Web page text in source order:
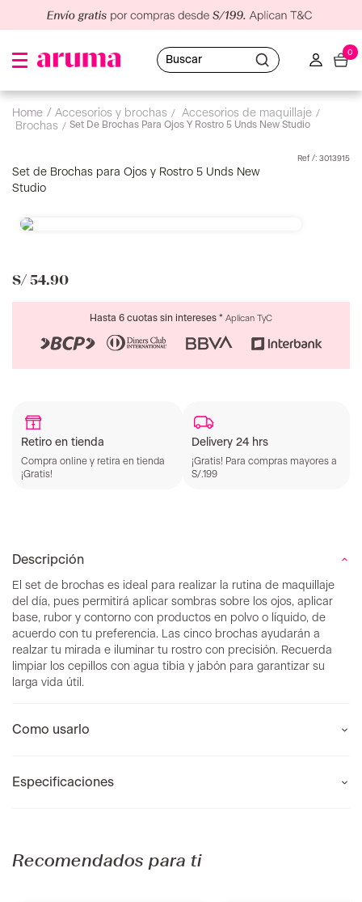
Buscar
0
accesorios y brochas
accesorios de maquillaje
brochas
Set De Brochas Para Ojos Y Rostro 5 Unds New Studio
: 3013915
Set de Brochas para Ojos y Rostro 5 Unds New
Studio
S/ 54.90
Hasta 6 cuotas sin intereses * Aplican TyC
Retiro en tienda
Compra online y retira en tienda
¡Gratis!
Delivery 24 hrs
¡Gratis! Para compras mayores a
S/.199
Descripción
El set de brochas es ideal para realizar la rutina de maquillaje
del día, pues permitirá aplicar sombras sobre los ojos, aplicar
base, rubor y contorno con productos en polvo o líquido, de
acuerdo con tu preferencia. Las cinco brochas ayudarán a
realzar tu mirada e iluminar tu rostro con precisión. Recuerda
limpiar los cepillos con agua tibia y jabón para garantizar su
larga vida útil.
Como usarlo
Especificaciones
Recomendados para ti